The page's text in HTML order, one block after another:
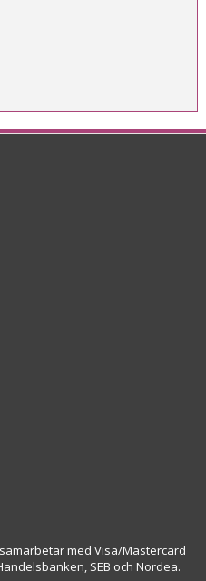
med Visa/Mastercard
SEB och Nordea.